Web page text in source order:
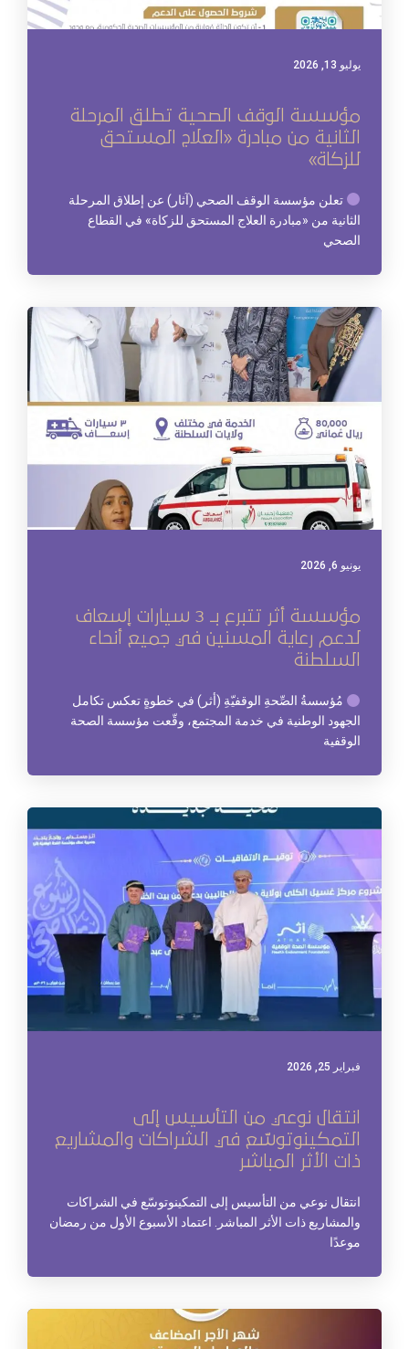
يوليو 13, 2026
مؤسسة الوقف الصحية تطلق المرحلة
الثانية من مبادرة «العلاج المستحق
للزكاة»
تعلن مؤسسة الوقف الصحي (آثار) عن إطلاق المرحلة
الثانية من «مبادرة العلاج المستحق للزكاة» في القطاع
الصحي
يونيو 6, 2026
مؤسسة أثر تتبرع بـ 3 سيارات إسعاف
لدعم رعاية المسنين في جميع أنحاء
السلطنة
مُؤسسةُ الصِّحةِ الوقفيّةِ (أثر) في خطوةٍ تعكس تكامل
الجهود الوطنية في خدمة المجتمع، وقّعت مؤسسة الصحة
الوقفية
فبراير 25, 2026
انتقال نوعي من التأسيس إلى
التمكين‏وتوسّع في الشراكات والمشاريع
ذات الأثر المباشر
‏انتقال نوعي من التأسيس إلى التمكين‏وتوسّع في الشراكات
والمشاريع ذات الأثر المباشر. ‏اعتماد الأسبوع الأول من رمضان
موعدًا